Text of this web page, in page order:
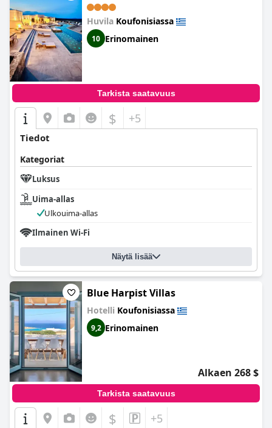
Huvila Koufonisiassa
10 Erinomainen
Tarkista saatavuus
$ +5
Tiedot
Kategoriat
Luksus
Uima-allas
Ulkouima-allas
Ilmainen Wi-Fi
Näytä lisää
Blue Harpist Villas
Hotelli Koufonisiassa
9,2 Erinomainen
Alkaen 268 $
Tarkista saatavuus
$ +5